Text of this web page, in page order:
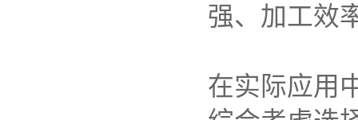
强、加工效
在实际应用